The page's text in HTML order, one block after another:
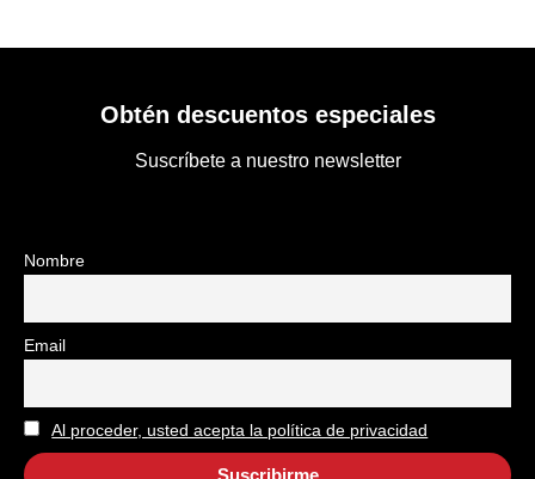
Obtén descuentos especiales
Suscríbete a nuestro newsletter
Nombre
Email
Al proceder, usted acepta la política de privacidad